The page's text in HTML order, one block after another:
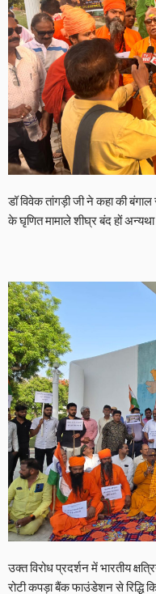
डॉ विवेक तांगड़ी जी ने कहा की
के घृणित मामाले शीघ्र बंद हों
उक्त विरोध प्रदर्शन में भारतीय
रोटी कपड़ा बैंक फाउंडेशन से रिद्धि